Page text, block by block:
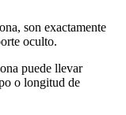
son exactamente
oculto.
puede llevar
o longitud de